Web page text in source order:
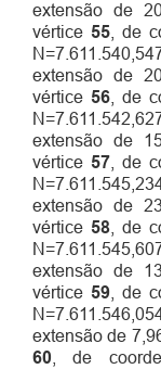
extensão de
vértice 55, de
extensão de
vértice 56, de
extensão de
vértice 57 , de
extensão de
vértice 58, de
extensão de
vértice 59, de
extensão de
60 , de